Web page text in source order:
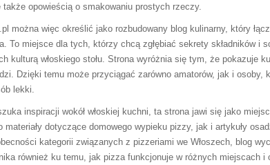
także opowieścią o smakowaniu prostych rzeczy.
można więc określić jako rozbudowany blog kulinarny, który
To miejsce dla tych, którzy chcą zgłębiać sekrety składników i
kulturą włoskiego stołu. Strona wyróżnia się tym, że pokazuje
Dzięki temu może przyciągać zarówno amatorów, jak i osoby,
lekki.
inspiracji wokół włoskiej kuchni, ta strona jawi się jako
materiały dotyczące domowego wypieku pizzy, jak i artykuły
kategorii związanych z pizzeriami we Włoszech, blog
również ku temu, jak pizza funkcjonuje w różnych miejscach i